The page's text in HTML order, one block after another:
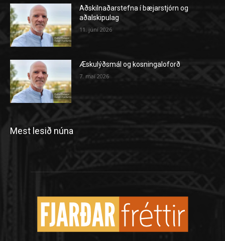
Aðskilnaðarstefna í bæjarstjórn og
aðalskipulag
11. júní 2026
Æskulýðsmál og kosningaloforð
7. maí 2026
Mest lesið núna